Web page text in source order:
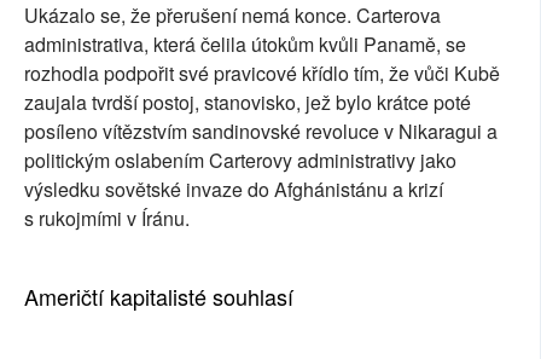
Ukázalo se, že přerušení nemá konce. Carterova
administrativa, která čelila útokům kvůli Panamě, se
rozhodla podpořit své pravicové křídlo tím, že vůči Kubě
zaujala tvrdší postoj, stanovisko, jež bylo krátce poté
posíleno vítězstvím sandinovské revoluce v Nikaragui a
politickým oslabením Carterovy administrativy jako
výsledku sovětské invaze do Afghánistánu a krizí
s rukojmími v Íránu.
Američtí kapitalisté souhlasí